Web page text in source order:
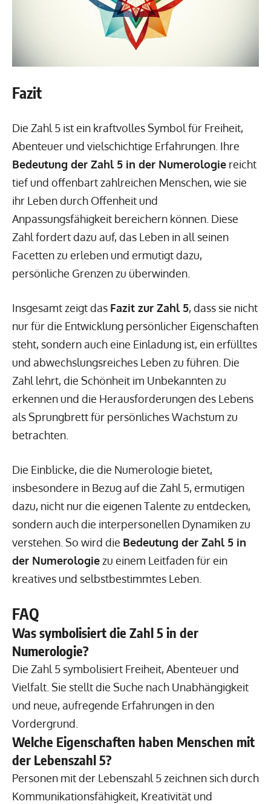
Fazit
Die Zahl 5 ist ein kraftvolles Symbol für Freiheit,
Abenteuer und vielschichtige Erfahrungen. Ihre
Bedeutung der Zahl 5 in der Numerologie reicht
tief und offenbart zahlreichen Menschen, wie sie
ihr Leben durch Offenheit und
Anpassungsfähigkeit bereichern können. Diese
Zahl fordert dazu auf, das Leben in all seinen
Facetten zu erleben und ermutigt dazu,
persönliche Grenzen zu überwinden.
Insgesamt zeigt das Fazit zur Zahl 5, dass sie nicht
nur für die Entwicklung persönlicher Eigenschaften
steht, sondern auch eine Einladung ist, ein erfülltes
und abwechslungsreiches Leben zu führen. Die
Zahl lehrt, die Schönheit im Unbekannten zu
erkennen und die Herausforderungen des Lebens
als Sprungbrett für persönliches Wachstum zu
betrachten.
Die Einblicke, die die Numerologie bietet,
insbesondere in Bezug auf die Zahl 5, ermutigen
dazu, nicht nur die eigenen Talente zu entdecken,
sondern auch die interpersonellen Dynamiken zu
verstehen. So wird die Bedeutung der Zahl 5 in
der Numerologiezu einem Leitfaden für ein
kreatives und selbstbestimmtes Leben.
FAQ
Was symbolisiert die Zahl 5 in der
Numerologie?
Die Zahl 5 symbolisiert Freiheit, Abenteuer und
Vielfalt. Sie stellt die Suche nach Unabhängigkeit
und neue, aufregende Erfahrungen in den
Vordergrund.
Welche Eigenschaften haben Menschen mit
der Lebenszahl 5?
Personen mit der Lebenszahl 5 zeichnen sich durch
Kommunikationsfähigkeit, Kreativität und